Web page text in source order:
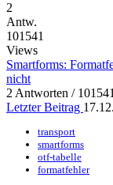
2
Antw.
101541
Views
Smartforms:
nicht
2 Antworten /
Letzter Beitrag
transport
smartforms
otf-tabelle
formatfehler